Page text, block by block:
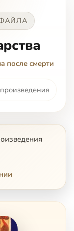
после смерти